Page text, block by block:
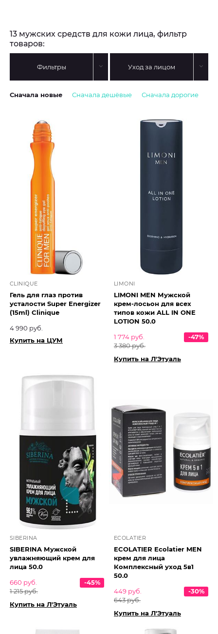
13 мужских средств для кожи лица, фильтр
товаров:
Фильтры Уход за лицом
Сначала новые Сначала дешёвые Сначала дорогие
CLINIQUE
Гель для глаз против
усталости Super Energizer
(15ml) Clinique
4 990 руб.
Купить на ЦУМ
LIMONI
LIMONI MEN Мужской
крем-лосьон для всех
типов кожи ALL IN ONE
LOTION 50.0
1 774 руб.
3 380 руб.
-47%
Купить на Л'Этуаль
SIBERINA
SIBERINA Мужской
увлажняющий крем для
лица 50.0
660 руб.
1 215 руб.
-45%
Купить на Л'Этуаль
ECOLATIER
ECOLATIER Ecolatier MEN
крем для лица
Комплексный уход 5в1
50.0
449 руб.
643 руб.
-30%
Купить на Л'Этуаль